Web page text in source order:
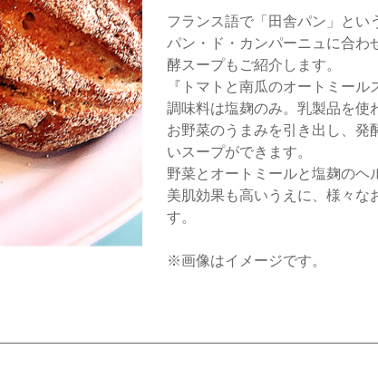
フランス語で「田舎パン」とい
パン・ド・カンパーニュに合わ
酵スープもご紹介します。
『トマトと南瓜のオートミール
調味料は塩麹のみ。乳製品を使
お野菜のうまみを引き出し、発
いスープができます。
野菜とオートミールと塩麹のヘ
美肌効果も高いうえに、様々な
す。
※画像はイメージです。